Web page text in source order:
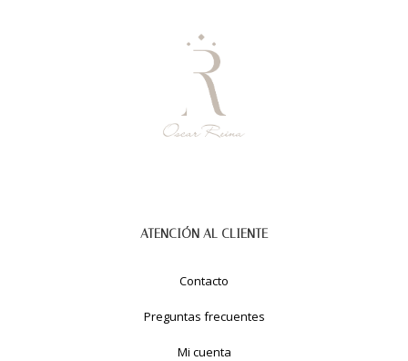
ATENCIÓN AL CLIENTE
Contacto
Preguntas frecuentes
Mi cuenta